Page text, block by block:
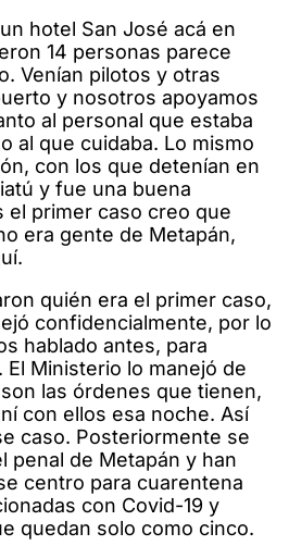
hotel San José acá en
14 personas parece
Venían pilotos y otras
y nosotros apoyamos
al personal que estaba
al que cuidaba. Lo mismo
con los que detenían en
y fue una buena
el primer caso creo que
era gente de Metapán,
quién era el primer caso,
confidencialmente, por lo
hablado antes, para
Ministerio lo manejó de
las órdenes que tienen,
con ellos esa noche. Así
caso. Posteriormente se
penal de Metapán y han
centro para cuarentena
con Covid-19 y
quedan solo como cinco.